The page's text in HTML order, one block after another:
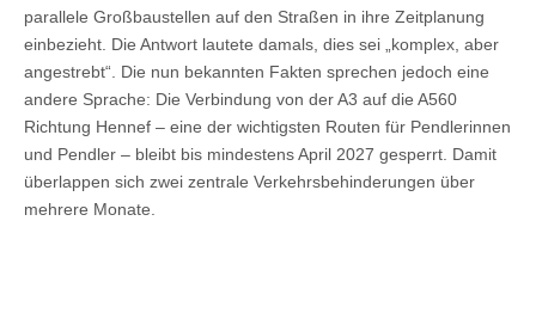
parallele Großbaustellen auf den Straßen in ihre Zeitplanung
einbezieht. Die Antwort lautete damals, dies sei „komplex, aber
angestrebt“. Die nun bekannten Fakten sprechen jedoch eine
andere Sprache: Die Verbindung von der A3 auf die A560
Richtung Hennef – eine der wichtigsten Routen für Pendlerinnen
und Pendler – bleibt bis mindestens April 2027 gesperrt. Damit
überlappen sich zwei zentrale Verkehrsbehinderungen über
mehrere Monate.